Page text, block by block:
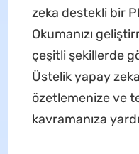
zeka destekli bir
Okumanızı
çeşitli şekillerde
Üstelik yapay
özetlemenize ve
kavramanıza